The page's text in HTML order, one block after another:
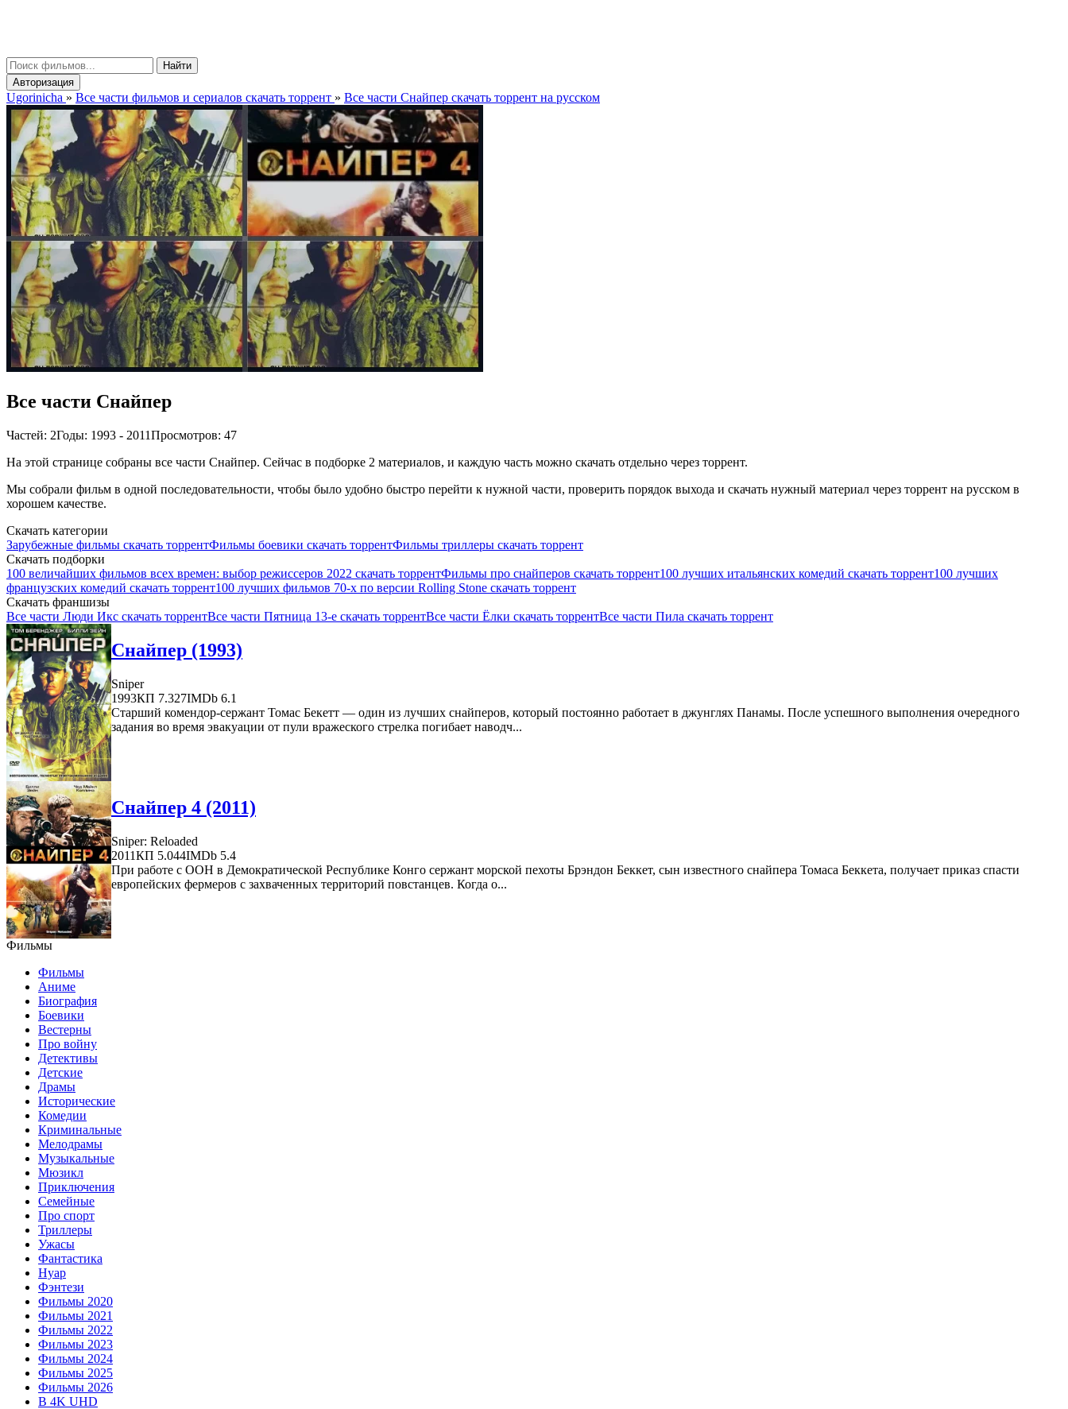
Найти
Авторизация
Ugorinicha » Все части фильмов и сериалов скачать торрент » Все части Снайпер скачать торрент на русском
Все части Снайпер
Частей: 2Годы: 1993 - 2011Просмотров: 47
На этой странице собраны все части Снайпер. Сейчас в подборке 2 материалов, и каждую часть можно скачать отдельно через торрент.
Мы собрали фильм в одной последовательности, чтобы было удобно быстро перейти к нужной части, проверить порядок выхода и скачать нужный материал через торрент на русском в
хорошем качестве.
Скачать категории
Зарубежные фильмы скачать торрентФильмы боевики скачать торрентФильмы триллеры скачать торрент
Скачать подборки
100 величайших фильмов всех времен: выбор режиссеров 2022 скачать торрентФильмы про снайперов скачать торрент100 лучших итальянских комедий скачать торрент100 лучших
французских комедий скачать торрент100 лучших фильмов 70-х по версии Rolling Stone скачать торрент
Скачать франшизы
Все части Люди Икс скачать торрентВсе части Пятница 13-е скачать торрентВсе части Ёлки скачать торрентВсе части Пила скачать торрент
Снайпер (1993)
Sniper
1993КП 7.327IMDb 6.1
Старший комендор-сержант Томас Бекетт — один из лучших снайперов, который постоянно работает в джунглях Панамы. После успешного выполнения очередного
задания во время эвакуации от пули вражеского стрелка погибает наводч...
Снайпер 4 (2011)
Sniper: Reloaded
2011КП 5.044IMDb 5.4
При работе с ООН в Демократической Республике Конго сержант морской пехоты Брэндон Беккет, сын известного снайпера Томаса Беккета, получает приказ спасти
европейских фермеров с захваченных территорий повстанцев. Когда о...
Фильмы
Фильмы
Аниме
Биография
Боевики
Вестерны
Про войну
Детективы
Детские
Драмы
Исторические
Комедии
Криминальные
Мелодрамы
Музыкальные
Мюзикл
Приключения
Семейные
Про спорт
Триллеры
Ужасы
Фантастика
Нуар
Фэнтези
Фильмы 2020
Фильмы 2021
Фильмы 2022
Фильмы 2023
Фильмы 2024
Фильмы 2025
Фильмы 2026
В 4K UHD